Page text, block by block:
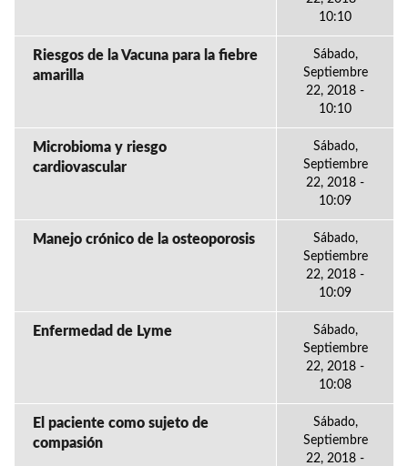
10:10
Riesgos de la Vacuna para la fiebre
amarilla
Sábado,
Septiembre
22, 2018 -
10:10
Microbioma y riesgo
cardiovascular
Sábado,
Septiembre
22, 2018 -
10:09
Manejo crónico de la osteoporosis
Sábado,
Septiembre
22, 2018 -
10:09
Enfermedad de Lyme
Sábado,
Septiembre
22, 2018 -
10:08
El paciente como sujeto de
compasión
Sábado,
Septiembre
22, 2018 -